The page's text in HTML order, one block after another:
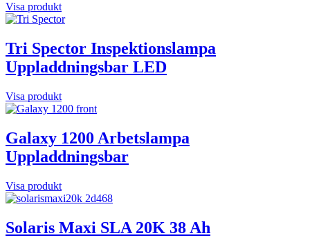
Visa produkt
Tri Spector Inspektionslampa
Uppladdningsbar LED
Visa produkt
Galaxy 1200 Arbetslampa
Uppladdningsbar
Visa produkt
Solaris Maxi SLA 20K 38 Ah